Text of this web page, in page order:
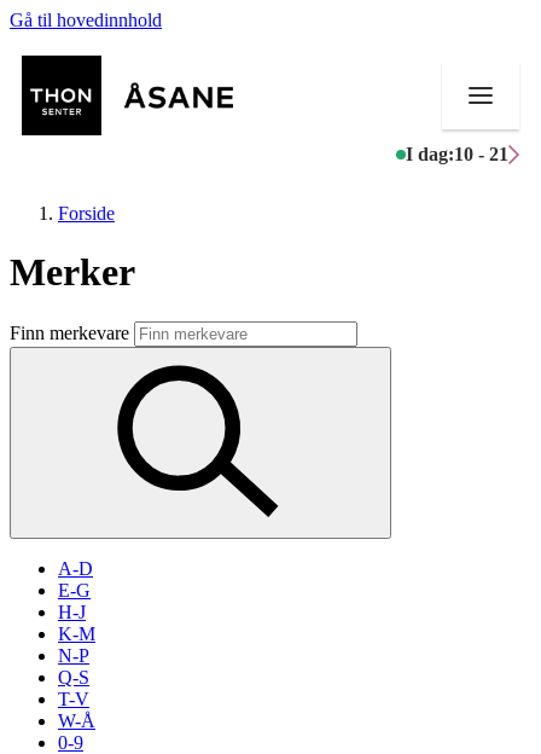
Gå til hovedinnhold
I dag:10 - 21
Butikker
Mat og drikke
Aktiviteter
Kundeklubb
Inspirasjon
Søk
Forside
Merker
Finn merkevare
A-D
E-G
H-J
K-M
N-P
Q-S
T-V
W-Å
0-9